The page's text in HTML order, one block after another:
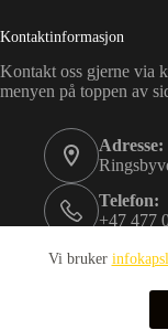
Vi bruker
Kontaktinformasjon
Kontakt oss gjerne via
menyen på toppen av
Adresse:
Telefon:
+47 477
Email: